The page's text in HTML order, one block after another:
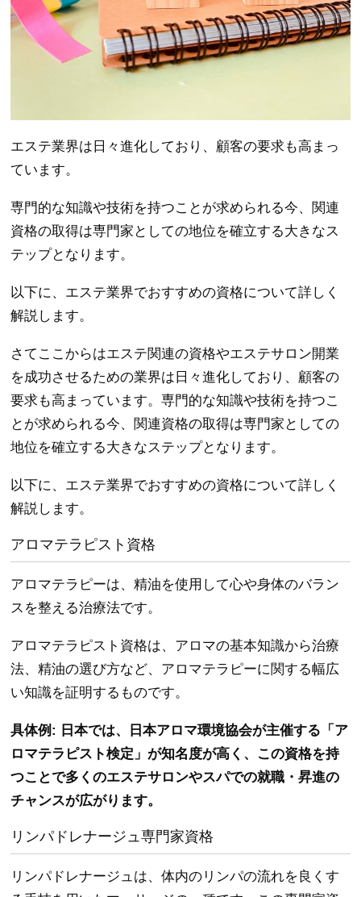
エステ業界は日々進化しており、顧客の要求も高まっ
ています。
専門的な知識や技術を持つことが求められる今、関連
資格の取得は専門家としての地位を確立する大きなス
テップとなります。
以下に、エステ業界でおすすめの資格について詳しく
解説します。
さてここからはエステ関連の資格やエステサロン開業
を成功させるための業界は日々進化しており、顧客の
要求も高まっています。専門的な知識や技術を持つこ
とが求められる今、関連資格の取得は専門家としての
地位を確立する大きなステップとなります。
以下に、エステ業界でおすすめの資格について詳しく
解説します。
アロマテラピスト資格
アロマテラピーは、精油を使用して心や身体のバラン
スを整える治療法です。
アロマテラピスト資格は、アロマの基本知識から治療
法、精油の選び方など、アロマテラピーに関する幅広
い知識を証明するものです。
具体例: 日本では、日本アロマ環境協会が主催する「ア
ロマテラピスト検定」が知名度が高く、この資格を持
つことで多くのエステサロンやスパでの就職・昇進の
チャンスが広がります。
リンパドレナージュ専門家資格
リンパドレナージュは、体内のリンパの流れを良くす